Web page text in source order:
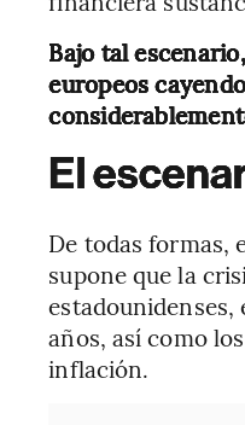
Bajo tal
europeos
El
De todas formas,
supone que la
estadounidenses,
años, así como
inflación.